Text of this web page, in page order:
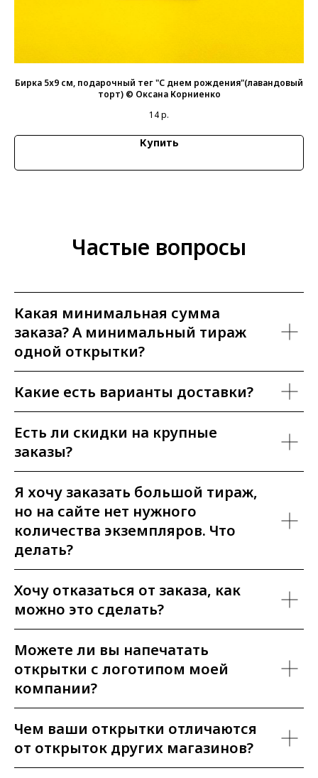
Бирка 5х9 см, подарочный тег "С днем рождения"(лавандовый
торт) © Оксана Корниенко
14р.
Купить
Частые вопросы
Какая минимальная сумма
заказа? А минимальный тираж
одной открытки?
Какие есть варианты доставки?
Есть ли скидки на крупные
заказы?
Я хочу заказать большой тираж,
но на сайте нет нужного
количества экземпляров. Что
делать?
Хочу отказаться от заказа, как
можно это сделать?
Можете ли вы напечатать
открытки с логотипом моей
компании?
Чем ваши открытки отличаются
от открыток других магазинов?